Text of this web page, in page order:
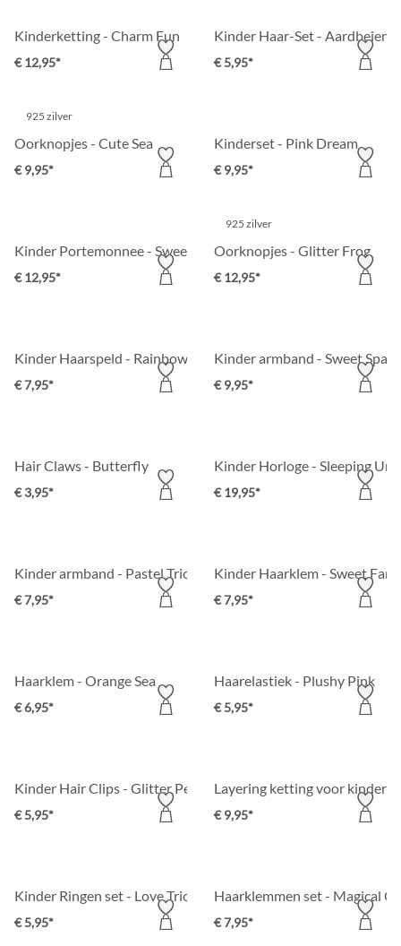
Kinderketting - Charm Fun
€ 12,95*
Kinder Haar-Set -
€ 5,95*
925 zilver
Oorknopjes - Cute Sea
€ 9,95*
Kinderset - Pink Dream
€ 9,95*
Kinder Portemonnee - Sweet Panda
€ 12,95*
925 zilver
Oorknopjes - Glitter Frog
€ 12,95*
Kinder Haarspeld - Rainbow Strand
€ 7,95*
Kinder armband - Sweet
€ 9,95*
Hair Claws - Butterfly
€ 3,95*
Kinder Horloge - Sleeping
€ 19,95*
Kinder armband - Pastel Trio
€ 7,95*
Kinder Haarklem - Sweet
€ 7,95*
Haarklem - Orange Sea
€ 6,95*
Haarelastiek - Plushy Pink
€ 5,95*
Kinder Hair Clips - Glitter Penguin
€ 5,95*
Layering ketting voor
€ 9,95*
Kinder Ringen set - Love Trio
€ 5,95*
Haarklemmen set - Magical
€ 7,95*